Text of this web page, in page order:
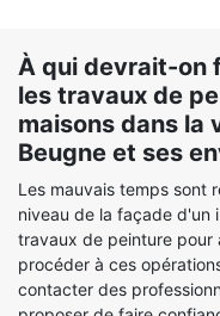
À qui devrait-on
les travaux de
maisons dans la
Beugne et ses
Les mauvais temps sont
niveau de la façade d'un
travaux de peinture
procéder à ces
contacter des